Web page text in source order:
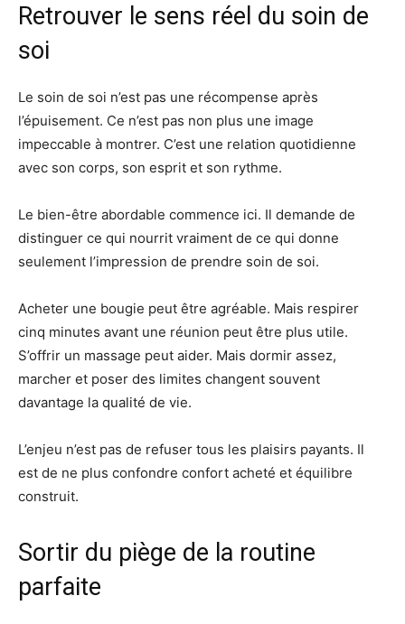
Retrouver le sens réel du soin de
soi
Le soin de soi n’est pas une récompense après
l’épuisement. Ce n’est pas non plus une image
impeccable à montrer. C’est une relation quotidienne
avec son corps, son esprit et son rythme.
Le bien-être abordable commence ici. Il demande de
distinguer ce qui nourrit vraiment de ce qui donne
seulement l’impression de prendre soin de soi.
Acheter une bougie peut être agréable. Mais respirer
cinq minutes avant une réunion peut être plus utile.
S’offrir un massage peut aider. Mais dormir assez,
marcher et poser des limites changent souvent
davantage la qualité de vie.
L’enjeu n’est pas de refuser tous les plaisirs payants. Il
est de ne plus confondre confort acheté et équilibre
construit.
Sortir du piège de la routine
parfaite